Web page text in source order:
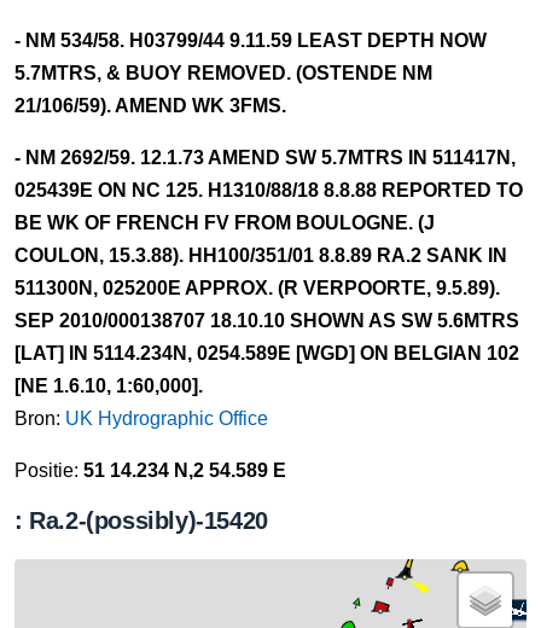
- NM 534/58. H03799/44 9.11.59 LEAST DEPTH NOW
5.7MTRS, & BUOY REMOVED. (OSTENDE NM
21/106/59). AMEND WK 3FMS.
- NM 2692/59. 12.1.73 AMEND SW 5.7MTRS IN 511417N,
025439E ON NC 125. H1310/88/18 8.8.88 REPORTED TO
BE WK OF FRENCH FV FROM BOULOGNE. (J
COULON, 15.3.88). HH100/351/01 8.8.89 RA.2 SANK IN
511300N, 025200E APPROX. (R VERPOORTE, 9.5.89).
SEP 2010/000138707 18.10.10 SHOWN AS SW 5.6MTRS
[LAT] IN 5114.234N, 0254.589E [WGD] ON BELGIAN 102
[NE 1.6.10, 1:60,000].
Bron: UK Hydrographic Office
Positie: 51 14.234 N,2 54.589 E
: Ra.2-(possibly)-15420